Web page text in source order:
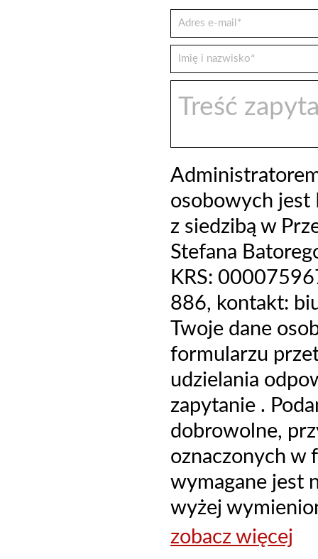
osobowych jest
z siedzibą w
Stefana
KRS:
886, kontakt:
Twoje dane
formularzu
udzielania
zapytanie .
dobrowolne,
oznaczonych w
wymagane jest
wyżej
zobacz więcej